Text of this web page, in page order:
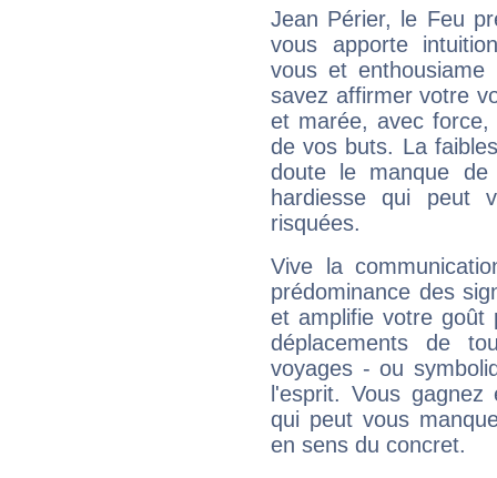
Jean Périer, le Feu
vous apporte
vous et
savez affirmer votre
et marée, avec
de vos buts. La
doute le manque
hardiesse qui peut
risquées.
Vive la
prédominance des
et amplifie votre goût
déplacements de
voyages - ou
l'esprit. Vous
qui peut vous
en sens du concret.